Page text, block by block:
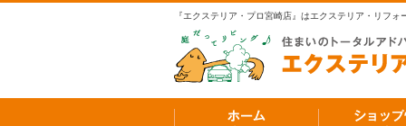
『エクステリア・プロ宮崎店』はエクステリア・リフ